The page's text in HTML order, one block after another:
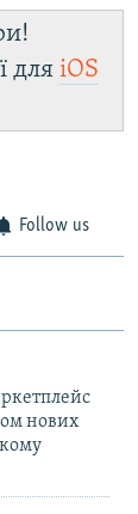
для iOS
Follow us
нових